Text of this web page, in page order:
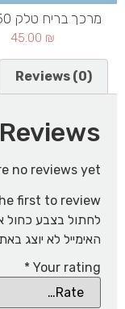
מרכך בריח טלק 250 מ"ל
45.00 ₪
Reviews (0)
Reviews
no reviews yet.
לחתול בצבע כחול או
האימייל לא יוצג
Your rating
*